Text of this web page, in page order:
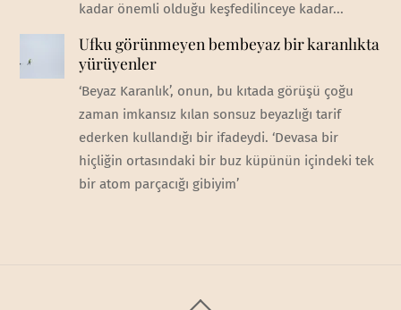
kadar önemli olduğu keşfedilinceye kadar...
Ufku görünmeyen bembeyaz bir karanlıkta
yürüyenler
‘Beyaz Karanlık’, onun, bu kıtada görüşü çoğu
zaman imkansız kılan sonsuz beyazlığı tarif
ederken kullandığı bir ifadeydi. ‘Devasa bir
hiçliğin ortasındaki bir buz küpünün içindeki tek
bir atom parçacığı gibiyim’